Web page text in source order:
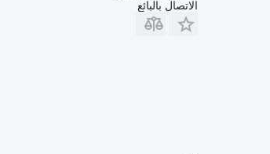
الاتصال بالبائع